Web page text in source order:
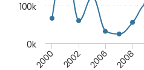
2000 2002 2006 2008
0k
100k